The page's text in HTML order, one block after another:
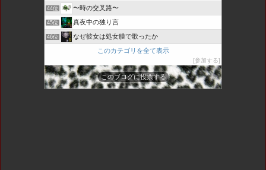
44位 〜時の交叉路〜
45位 真夜中の独り言
46位
なぜ彼女は処女膜で歌ったか
このカテゴリを全て表示
参加する
このブログに投票する